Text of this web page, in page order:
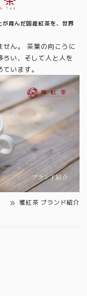
育んだ国産紅茶を、世界
せん。 茶葉の向こうに
ろい、そして人と人を
います。
雅紅茶 ブランド紹介